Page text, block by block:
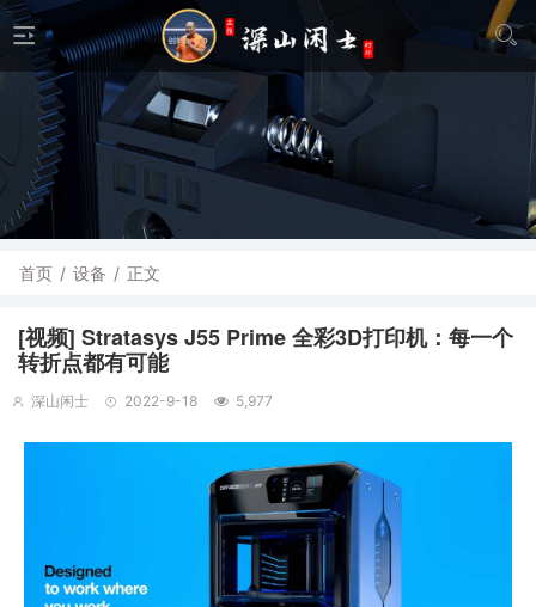
首页 / 设备 / 正文
[视频] Stratasys J55 Prime 全彩3D打印机：每一个
转折点都有可能
深山闲士 2022-9-18 5,977